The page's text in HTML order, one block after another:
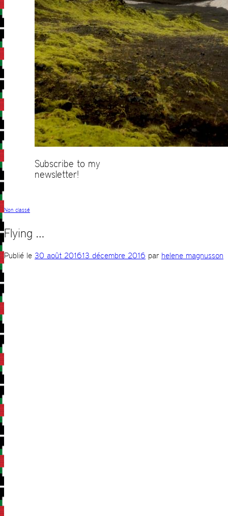
Subscribe to my
newsletter!
Non classé
Flying …
Publié le 30 août 201613 décembre 2016 par helene magnusson